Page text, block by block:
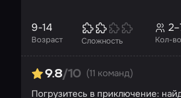
Возраст
9-14
Сложность Кол-
9.8/10 (11 команд)
Погрузитесь в приключение: